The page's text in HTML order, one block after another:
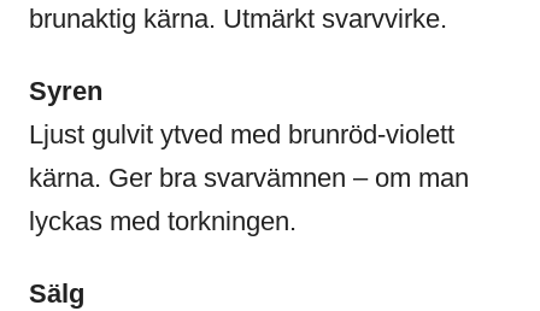
brunaktig kärna. Utmärkt svarvvirke.
Syren
Ljust gulvit ytved med brunröd-violett
kärna. Ger bra svarvämnen – om man
lyckas med torkningen.
Sälg